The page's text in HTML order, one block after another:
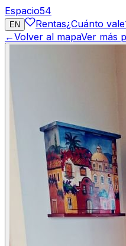
Espacio54
EN Rentas¿Cuánto
←Volver al mapaVer más